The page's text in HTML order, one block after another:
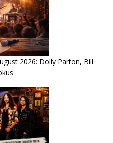
2026: Dolly Parton, Bill